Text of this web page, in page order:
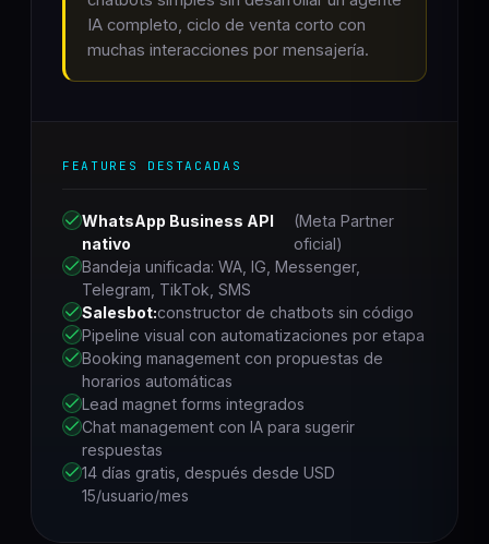
IA completo, ciclo de venta corto con
muchas interacciones por mensajería.
FEATURES DESTACADAS
WhatsApp Business API
nativo
(Meta Partner
oficial)
Bandeja unificada: WA, IG, Messenger,
Telegram, TikTok, SMS
Salesbot:constructor de chatbots sin código
Pipeline visual con automatizaciones por etapa
Booking management con propuestas de
horarios automáticas
Lead magnet forms integrados
Chat management con IA para sugerir
respuestas
14 días gratis, después desde USD
15/usuario/mes